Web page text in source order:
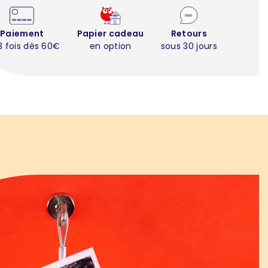
Paiement
fois dès 60€
Papier cadeau
en option
Retours
sous 30 jours